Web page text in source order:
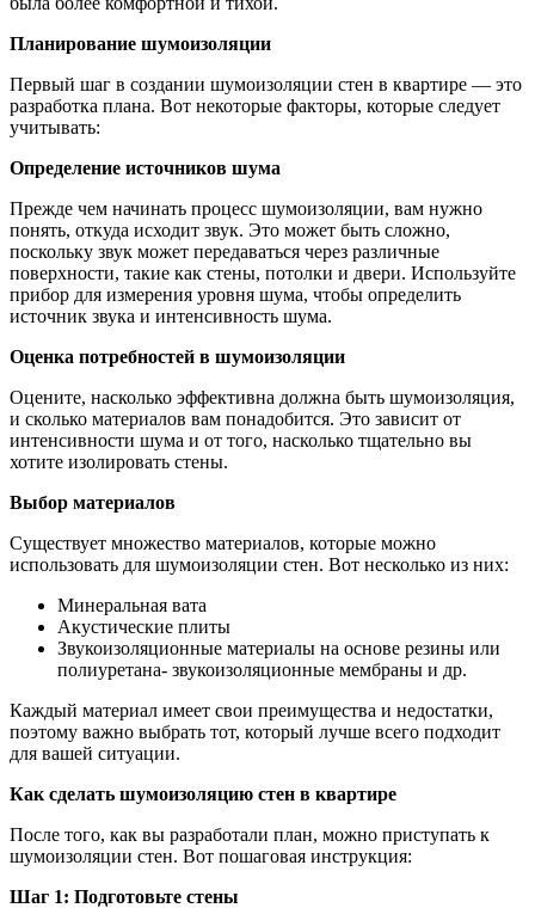
Планирование шумоизоляции
Первый шаг в создании шумоизоляции стен в квартире — это
разработка плана. Вот некоторые факторы, которые следует
учитывать:
Определение источников шума
Прежде чем начинать процесс шумоизоляции, вам нужно
понять, откуда исходит звук. Это может быть сложно,
поскольку звук может передаваться через различные
поверхности, такие как стены, потолки и двери. Используйте
прибор для измерения уровня шума, чтобы определить
источник звука и интенсивность шума.
Оценка потребностей в шумоизоляции
Оцените, насколько эффективна должна быть шумоизоляция,
и сколько материалов вам понадобится. Это зависит от
интенсивности шума и от того, насколько тщательно вы
хотите изолировать стены.
Выбор материалов
Существует множество материалов, которые можно
использовать для шумоизоляции стен. Вот несколько из них:
Минеральная вата
Акустические плиты
Звукоизоляционные материалы на основе резины или
полиуретана- звукоизоляционные мембраны и др.
Каждый материал имеет свои преимущества и недостатки,
поэтому важно выбрать тот, который лучше всего подходит
для вашей ситуации.
Как сделать шумоизоляцию стен в квартире
После того, как вы разработали план, можно приступать к
шумоизоляции стен. Вот пошаговая инструкция:
Шаг 1: Подготовьте стены